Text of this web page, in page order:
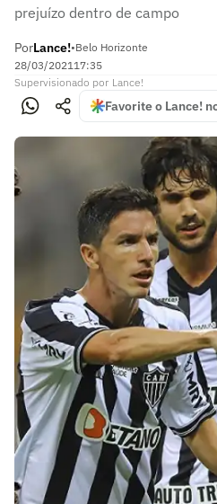
prejuízo dentro de campo
PorLance!•Belo Horizonte
28/03/202117:35
Supervisionado por Lance!
Favorite o Lance!